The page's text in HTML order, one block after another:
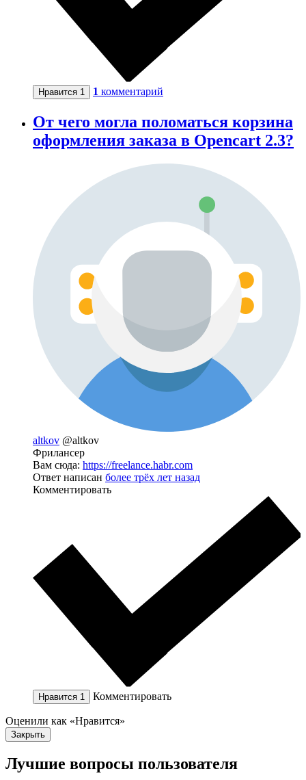
Нравится 1 1 комментарий
От чего могла поломаться корзина
оформления заказа в Opencart 2.3?
altkov @altkov
Фрилансер
Вам сюда: https://freelance.habr.com
Ответ написан более трёх лет назад
Комментировать
Нравится 1 Комментировать
Оценили как «Нравится»
Закрыть
Лучшие вопросы пользователя